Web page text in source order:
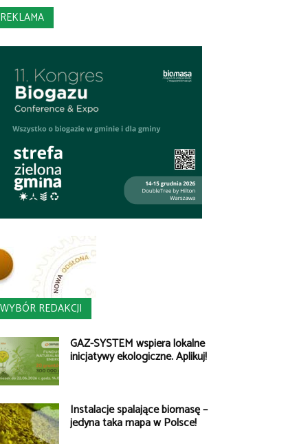
REKLAMA
WYBÓR REDAKCJI
GAZ-SYSTEM wspiera lokalne
inicjatywy ekologiczne. Aplikuj!
Instalacje spalające biomasę –
jedyna taka mapa w Polsce!